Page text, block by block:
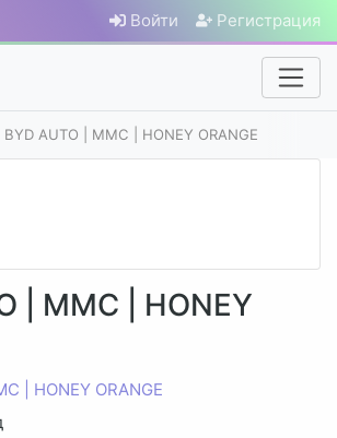
Войти Регистрация
BYD AUTO | MMC | HONEY ORANGE
| MMC | HONEY